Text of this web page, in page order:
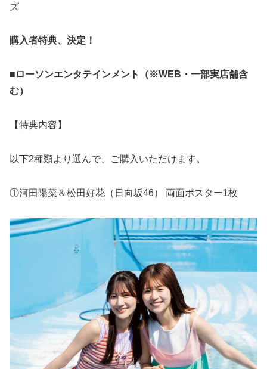
ズ
購入者特典、決定！
■ローソンエンタテインメント（※WEB・一部実店舗含
む）
【特典内容】
以下2種類より選んで、ご購入いただけます。
①河田陽菜＆松田好花（日向坂46） 両面ポスター1枚